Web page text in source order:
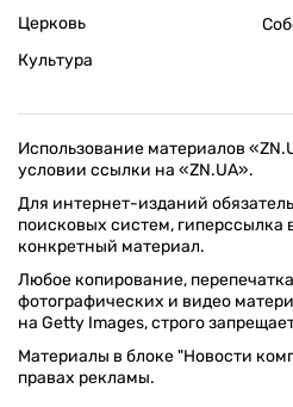
Церковь
Культура
Использование материалов
условии ссылки на «ZN.UA».
Для интернет-изданий
поисковых систем, гиперссылка
конкретный материал.
Любое копирование,
фотографических и видео
на Getty Images, строго
Материалы в блоке "Новости
правах рекламы.